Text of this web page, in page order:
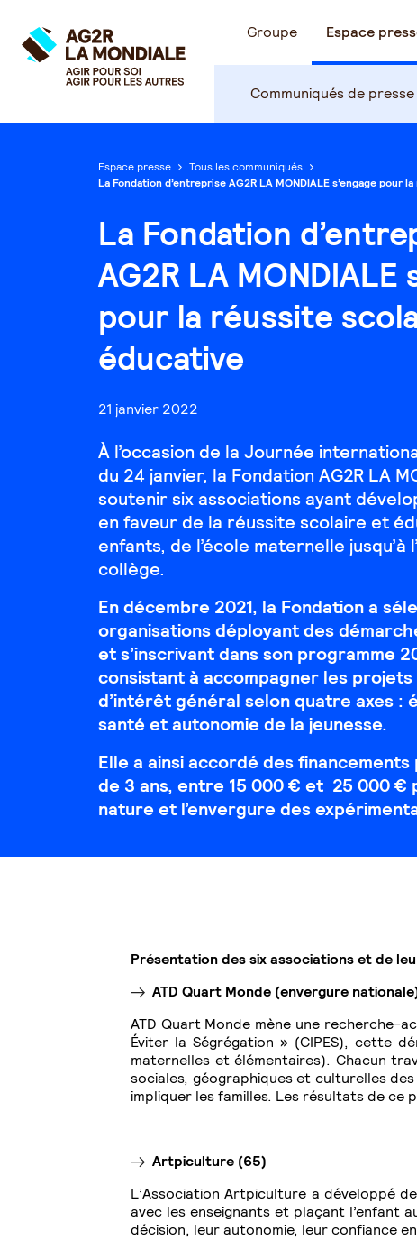
Groupe Espace
Communiqués de presse
Espace presse
Tous les communiqués
La Fondation d’entreprise AG2R LA MONDIALE s’engage pour
La Fondation
AG2R LA MONDIALE
pour la réussite
éducative
21 janvier 2022
À l’occasion de la Journée
du 24 janvier, la Fondation AG2R LA
soutenir six associations ayant
en faveur de la réussite scolaire et
enfants, de l’école maternelle jusqu’à
collège.
En décembre 2021, la Fondation a
organisations déployant des
et s’inscrivant dans son programme
consistant à accompagner les
d’intérêt général selon quatre axes :
santé et autonomie de la jeunesse.
Elle a ainsi accordé des
de 3 ans, entre 15 000 € et 25 000 €
nature et l’envergure des
Présentation des six associations et de
ATD Quart Monde (envergure
ATD Quart Monde mène une recherche-
Éviter la Ségrégation » (CIPES), cette
maternelles et élémentaires). Chacun
sociales, géographiques et culturelles
impliquer les familles. Les résultats de
Artpiculture (65)
L’Association Artpiculture a développé
avec les enseignants et plaçant l’enfant
décision, leur autonomie, leur confiance